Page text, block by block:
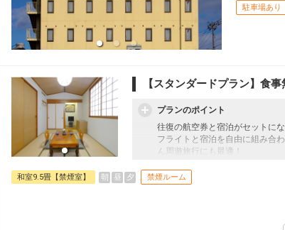
駐車場あり
【スタンダードプラン】
プランのポイント
往復の航空券と宿泊がセットに
フライトと宿泊を自由に組み合
ん周遊旅行にも最適！
フライトは、安心のJAL（また
オプションでレンタカーや現地
和室9.5畳【禁煙室】 朝 昼 夕 禁煙ルーム